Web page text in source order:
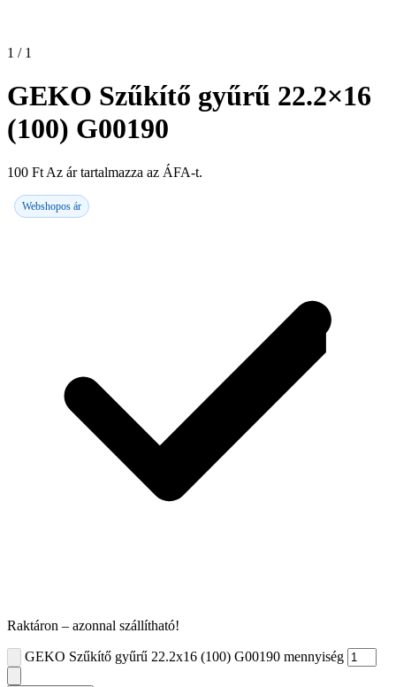
1 / 1
GEKO Szűkítő gyűrű 22.2×16
(100) G00190
100 Ft Az ár tartalmazza az ÁFA-t.
Webshopos ár
Raktáron – azonnal szállítható!
GEKO Szűkítő gyűrű 22.2x16 (100) G00190 mennyiség